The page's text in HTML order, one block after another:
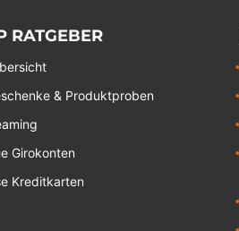
RATGEBER
& Produktproben
Girokonten
Kreditkarten